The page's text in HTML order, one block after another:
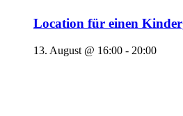
Location für einen
13. August @ 16:00 - 20:00